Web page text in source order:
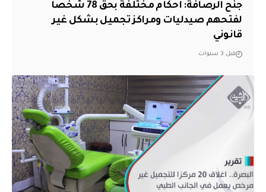
جنح الرصافة: احكام مختلفة بحق 78 شخصاً
لفتحهم صيدليات ومراكز تجميل بشكل غير
قانوني
قبل 3 سنوات